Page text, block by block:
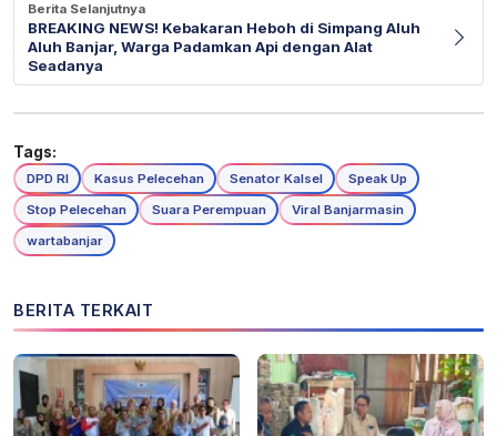
Berita Selanjutnya
BREAKING NEWS! Kebakaran Heboh di Simpang Aluh
Aluh Banjar, Warga Padamkan Api dengan Alat
Seadanya
Tags:
DPD RI Kasus Pelecehan Senator Kalsel
Speak Up
Stop Pelecehan
Suara Perempuan
Viral Banjarmasin
wartabanjar
BERITA TERKAIT